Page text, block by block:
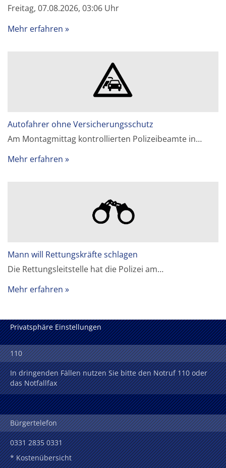
Freitag, 07.08.2026, 03:06 Uhr
Mehr erfahren
Autofahrer ohne Versicherungsschutz
Am Montagmittag kontrollierten Polizeibeamte in…
Mehr erfahren
Mann will Rettungskräfte schlagen
Die Rettungsleitstelle hat die Polizei am…
Mehr erfahren
Privatsphäre Einstellungen
110
In dringenden Fällen nutzen Sie bitte den Notruf 110 oder
das Notfallfax
Bürgertelefon
0331 2835 0331
* Kostenübersicht